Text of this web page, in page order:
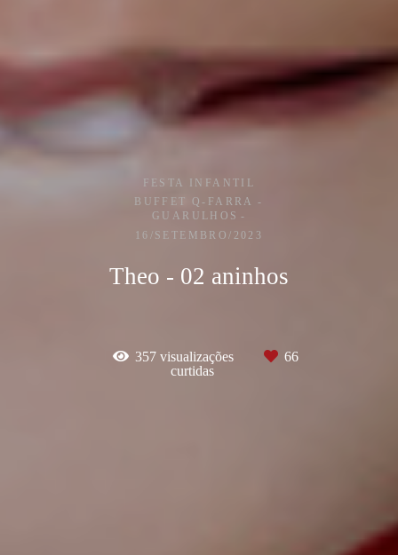
FESTA INFANTIL
BUFFET Q-FARRA -
GUARULHOS
16/SETEMBRO/2023
Theo - 02 aninhos
357 visualizações
66
curtidas